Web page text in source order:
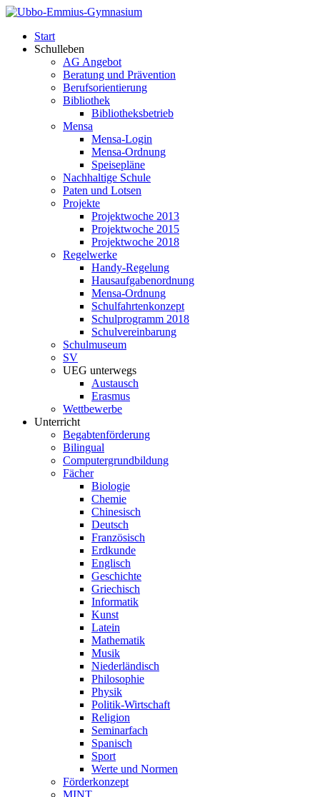
Start
Schulleben
AG Angebot
Beratung und Prävention
Berufsorientierung
Bibliothek
Bibliotheksbetrieb
Mensa
Mensa-Login
Mensa-Ordnung
Speisepläne
Nachhaltige Schule
Paten und Lotsen
Projekte
Projektwoche 2013
Projektwoche 2015
Projektwoche 2018
Regelwerke
Handy-Regelung
Hausaufgabenordnung
Mensa-Ordnung
Schulfahrtenkonzept
Schulprogramm 2018
Schulvereinbarung
Schulmuseum
SV
UEG unterwegs
Austausch
Erasmus
Wettbewerbe
Unterricht
Begabtenförderung
Bilingual
Computergrundbildung
Fächer
Biologie
Chemie
Chinesisch
Deutsch
Französisch
Erdkunde
Englisch
Geschichte
Griechisch
Informatik
Kunst
Latein
Mathematik
Musik
Niederländisch
Philosophie
Physik
Politik-Wirtschaft
Religion
Seminarfach
Spanisch
Sport
Werte und Normen
Förderkonzept
MINT